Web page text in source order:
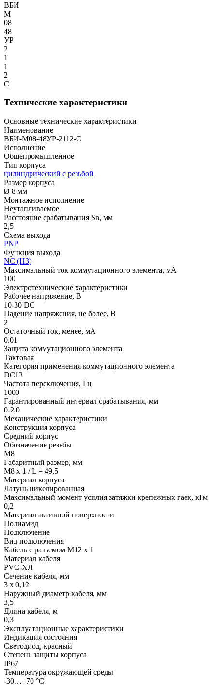
ВБИ
М
08
48
УР
2
1
1
2
С
Технические характеристики
Основные технические характеристики
Наименование
ВБИ-М08-48УР-2112-С
Исполнение
Общепромышленное
Тип корпуса
цилиндрический с резьбой
Размер корпуса
Ø 8 мм
Монтажное исполнение
Неутапливаемое
Расстояние срабатывания Sn, мм
2,5
Схема выхода
PNP
Функция выхода
NC (НЗ)
Максимальный ток коммутационного элемента, мА
100
Электротехнические характеристики
Рабочее напряжение, В
10-30 DC
Падение напряжения, не более, В
2
Остаточный ток, менее, мА
0,01
Защита коммутационного элемента
Тактовая
Категория применения коммутационного элемента
DC13
Частота переключения, Гц
1000
Гарантированный интервал срабатывания, мм
0-2,0
Механические характеристики
Конструкция корпуса
Средний корпус
Обозначение резьбы
М8
Габаритный размер, мм
M8 x 1 / L = 49,5
Материал корпуса
Латунь никелированная
Максимальный момент усилия затяжки крепежных гаек, кГм
0,2
Материал активной поверхности
Полиамид
Подключение
Вид подключения
Кабель с разъемом М12 х 1
Материал кабеля
PVC-ХЛ
Сечение кабеля, мм
3 х 0,12
Наружный диаметр кабеля, мм
3,5
Длина кабеля, м
0,3
Эксплуатационные характеристики
Индикация состояния
Светодиод, красный
Степень защиты корпуса
IP67
Температура окружающей среды
-30…+70 °С